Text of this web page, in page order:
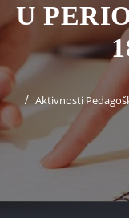
U
Aktivnosti